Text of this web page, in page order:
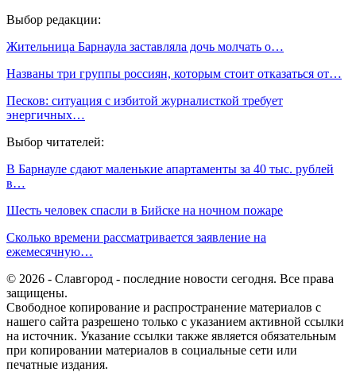
Выбор редакции:
Жительница Барнаула заставляла дочь молчать о…
Названы три группы россиян, которым стоит отказаться от…
Песков: ситуация с избитой журналисткой требует
энергичных…
Выбор читателей:
В Барнауле сдают маленькие апартаменты за 40 тыс. рублей
в…
Шесть человек спасли в Бийске на ночном пожаре
Сколько времени рассматривается заявление на
ежемесячную…
© 2026 - Славгород - последние новости сегодня. Все права
защищены.
Свободное копирование и распространение материалов с
нашего сайта разрешено только с указанием активной ссылки
на источник. Указание ссылки также является обязательным
при копировании материалов в социальные сети или
печатные издания.